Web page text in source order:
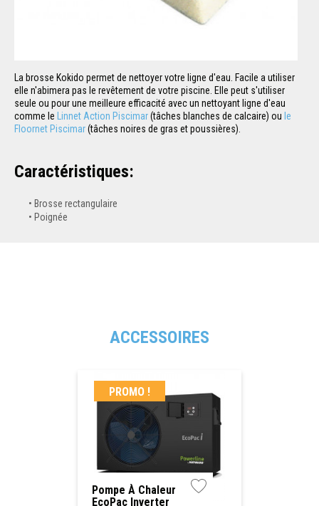
La brosse Kokido permet de nettoyer votre ligne d'eau. Facile a utiliser
elle n'abimera pas le revêtement de votre piscine. Elle peut s'utiliser
seule ou pour une meilleure efficacité avec un nettoyant ligne d'eau
comme le Linnet Action Piscimar(tâches blanches de calcaire) ou le
Floornet Piscimar(tâches noires de gras et poussières).
Caractéristiques:
Brosse rectangulaire
Poignée
ACCESSOIRES
PROMO !
Pompe À Chaleur
EcoPac Inverter